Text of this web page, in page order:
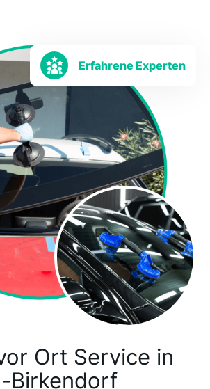
Ort Service in
Birkendorf
Erfahrene Experten